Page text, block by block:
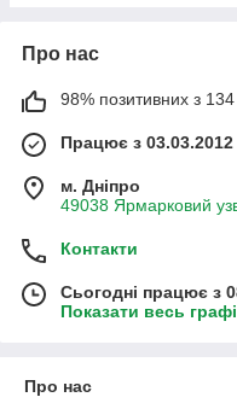
Про нас
98% позитивних з 134
Працює з 03.03.2012
м. Дніпро
49038 Ярмарковий
Контакти
Сьогодні працює з
Показати весь
Про нас